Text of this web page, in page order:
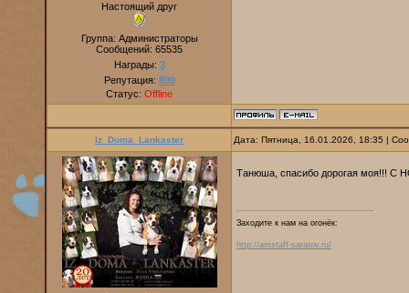
Настоящий друг
Группа: Администраторы
Сообщений: 65535
Награды: 3
Репутация: 890
Статус: Offline
Iz_Doma_Lankaster Дата: Пятница, 16.01.2026, 18:35 |
Танюша, спасибо дорогая моя!!!
Заходите к нам на огонёк:
http://amstaff-saratov.ru/